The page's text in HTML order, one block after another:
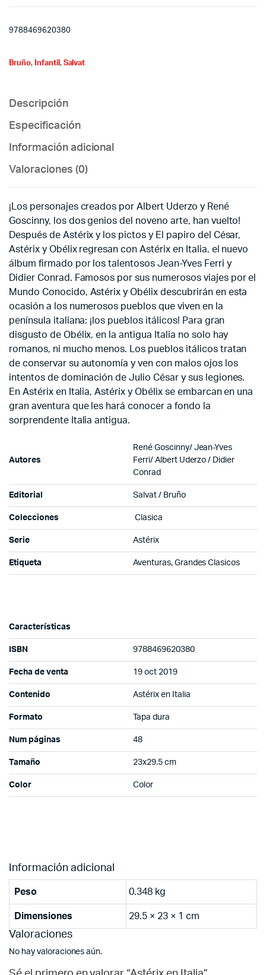
9788469620380
Bruño, Infantil , Salvat
Descripción
Especificación
Información adicional
Valoraciones (0)
¡Los personajes creados por Albert Uderzo y René
Goscinny, los dos genios del noveno arte, han vuelto!
Después de Astérix y los pictos y El papiro del César,
Astérix y Obélix regresan con Astérix en Italia, el nuevo
álbum firmado por los talentosos Jean-Yves Ferri y
Didier Conrad. Famosos por sus numerosos viajes por el
Mundo Conocido, Astérix y Obélix descubrirán en esta
ocasión a los numerosos pueblos que viven en la
península italiana: ¡los pueblos itálicos! Para gran
disgusto de Obélix, en la antigua Italia no solo hay
romanos, ni mucho menos. Los pueblos itálicos tratan
de conservar su autonomía y ven con malos ojos los
intentos de dominación de Julio César y sus legiones.
En Astérix en Italia, Astérix y Obélix se embarcan en una
gran aventura que les hará conocer a fondo la
sorprendente Italia antigua.
Autores
René Goscinny/ Jean-Yves
Ferri/ Albert Uderzo / Didier
Conrad
Editorial Salvat / Bruño
Colecciones Clasica
Serie Astérix
Etiqueta Aventuras, Grandes Clasicos
Características
ISBN 9788469620380
Fecha de venta 19 oct 2019
Contenido Astérix en Italia
Formato Tapa dura
Num páginas 48
Tamaño 23x29.5 cm
Color Color
Información adicional
Peso 0.348 kg
Dimensiones 29.5 × 23 × 1 cm
Valoraciones
No hay valoraciones aún.